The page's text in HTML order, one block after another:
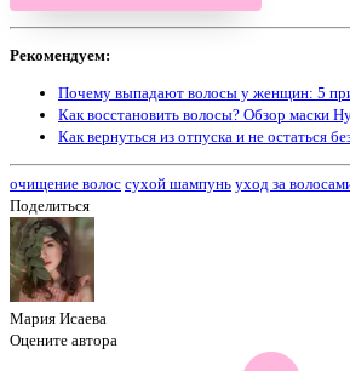
Рекомендуем:
Почему выпадают волосы у женщин: 5
Как восстановить волосы? Обзор маски
Как вернуться из отпуска и не остаться
очищение волос сухой шампунь уход за
Поделиться
Мария Исаева
Оцените автора